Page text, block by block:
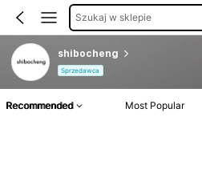
Szukaj w sklepie
shibocheng
Sprzedawca
Recommended Most Popular